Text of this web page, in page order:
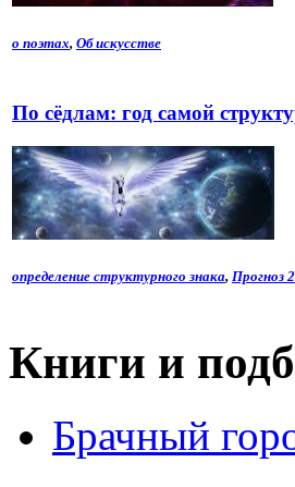
о поэтах, Об искусстве
По сёдлам: год самой
определение структурного знака, Прогноз
Книги и
Брачный